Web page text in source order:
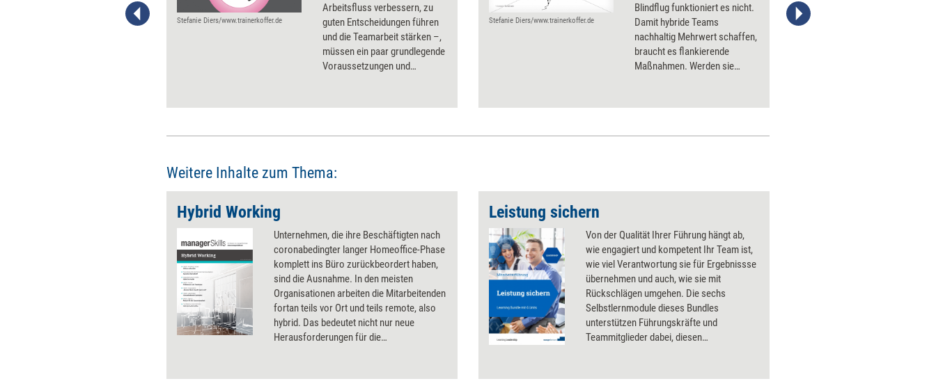
aufgezogenen digitalen Health-
Maßnahmen bzw. dBGMTools
Stefanie Diers/www.trainerkoffer.de
Arbeitsfluss verbessern, zu
guten Entscheidungen führen
und die Teamarbeit stärken –,
müssen ein paar grundlegende
Voraussetzungen und
Stefanie Diers/www.trainerkoffer.de
Blindflug funktioniert es nicht.
Damit hybride Teams
nachhaltig Mehrwert schaffen,
braucht es flankierende
Maßnahmen. Werden sie
Auf acht Punkte kommt es
Stefanie Diers/www.trainerkoffer.de
Weitere Inhalte zum Thema:
Hybrid Working
Unternehmen, die ihre Beschäftigten nach
coronabedingter langer Homeoffice-Phase
komplett ins Büro zurückbeordert haben,
sind die Ausnahme. In den meisten
Organisationen arbeiten die Mitarbeitenden
fortan teils vor Ort und teils remote, also
hybrid. Das bedeutet nicht nur neue
Herausforderungen für die
das Gesundheitsmanagement. Impulse,
Leistung sichern
Von der Qualität Ihrer Führung hängt ab,
wie engagiert und kompetent Ihr Team ist,
wie viel Verantwortung sie für Ergebnissse
übernehmen und auch, wie sie mit
Rückschlägen umgehen. Die sechs
Selbstlernmodule dieses Bundles
unterstützen Führungskräfte und
Teammitglieder dabei, diesen